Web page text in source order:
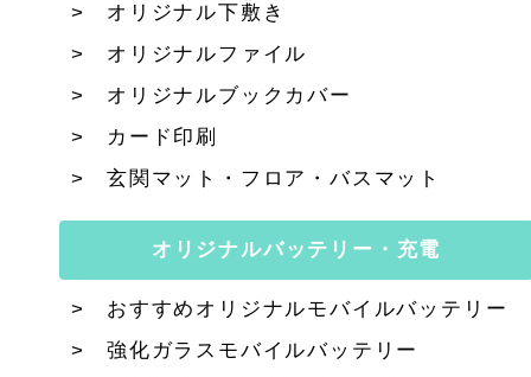
オリジナル下敷き
オリジナルファイル
オリジナルブックカバー
カード印刷
玄関マット・フロア・バスマット
オリジナルバッテリー・充電
おすすめオリジナルモバイルバッテリー
強化ガラスモバイルバッテリー